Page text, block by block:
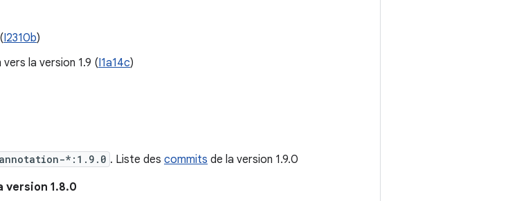
I2310b)
la version 1.9 (I1a14c)
*:1.9.0 . Liste des commits de la version 1.9.0
version 1.8.0